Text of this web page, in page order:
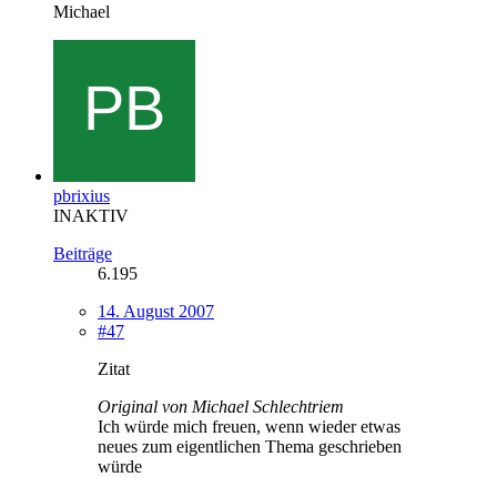
Michael
pbrixius
INAKTIV
Beiträge
6.195
14. August 2007
#47
Zitat
Original von Michael Schlechtriem
Ich würde mich freuen, wenn wieder etwas
neues zum eigentlichen Thema geschrieben
würde